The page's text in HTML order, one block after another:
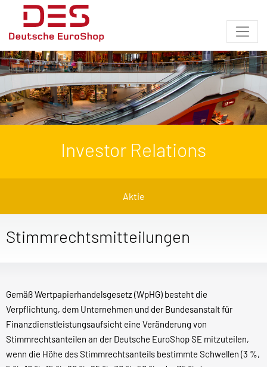
Investor Relations
Aktie
Stimmrechtsmitteilungen
Gemäß Wertpapierhandelsgesetz (WpHG) besteht die
Verpflichtung, dem Unternehmen und der Bundesanstalt für
Finanzdienstleistungsaufsicht eine Veränderung von
Stimmrechtsanteilen an der Deutsche EuroShop SE mitzuteilen,
wenn die Höhe des Stimmrechtsanteils bestimmte Schwellen (3 %,